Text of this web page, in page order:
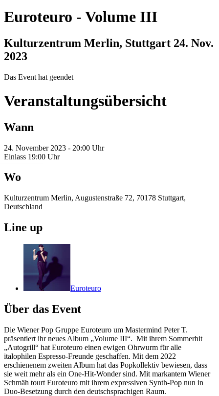
Euroteuro - Volume III
Kulturzentrum Merlin, Stuttgart 24. Nov.
2023
Das Event hat geendet
Veranstaltungsübersicht
Wann
24. November 2023 - 20:00 Uhr
Einlass 19:00 Uhr
Wo
Kulturzentrum Merlin, Augustenstraße 72, 70178 Stuttgart,
Deutschland
Line up
Euroteuro
Über das Event
Die Wiener ​Pop ​Gruppe ​Euroteuro ​um ​Mastermind ​Peter ​T. ​
präsentiert ​ihr ​neues ​Album ​„Volume ​III“. ​ Mit ​ihrem ​Sommerhit ​
„Autogrill“ ​hat ​​Euroteuro ​einen ​ewigen ​Ohrwurm ​für ​alle ​
italophilen ​Espresso-Freunde ​geschaffen. ​Mit ​dem ​2022 ​
erschienenem ​zweiten ​Album ​hat ​das ​Popkollektiv ​bewiesen, ​dass ​
sie ​weit ​mehr ​als ​ein ​One-Hit-Wonder ​sind. ​​Mit ​markantem ​Wiener ​
Schmäh ​tourt ​Euroteuro ​mit ​ihrem ​expressiven ​Synth-Pop ​nun ​in ​
Duo-Besetzung ​durch ​den ​deutschsprachigen ​Raum. ​